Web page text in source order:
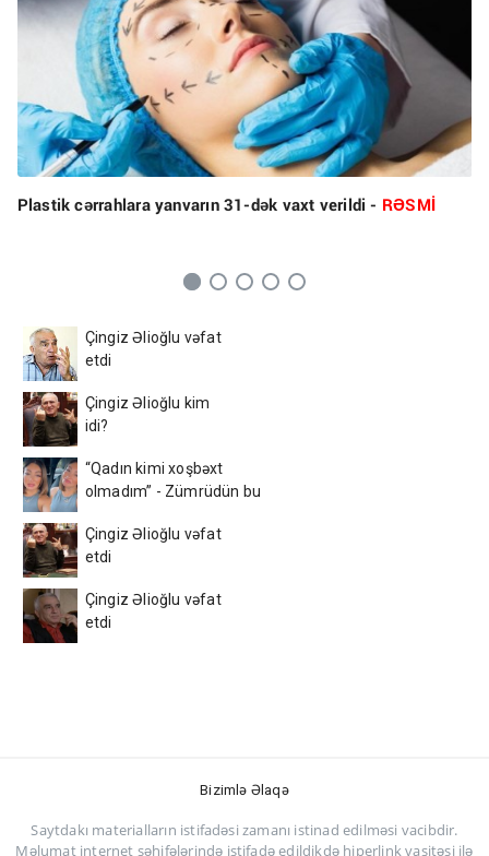
Plastik cərrahlara yanvarın 31-dək vaxt verildi - RƏSMİ
Çingiz Əlioğlu vəfat
etdi
Çingiz Əlioğlu kim
idi?
“Qadın kimi xoşbəxt
olmadım” - Zümrüdün bu
Çingiz Əlioğlu vəfat
etdi
Çingiz Əlioğlu vəfat
etdi
Bizimlə Əlaqə
Saytdakı materialların istifadəsi zamanı istinad edilməsi vacibdir.
Məlumat internet səhifələrində istifadə edildikdə hiperlink vasitəsi ilə